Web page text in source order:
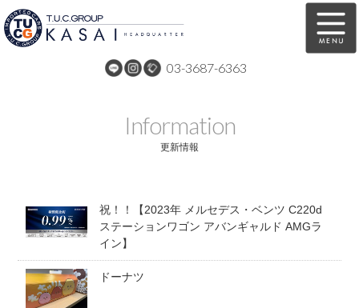
03-3687-6363
全国納車 特別作業
注文販売
買取無料査定
Information
更新情報
祝！！【2023年 メルセデス・ベンツ C220d
ステーションワゴン アバンギャルド AMGラ
イン】
ドーナツ